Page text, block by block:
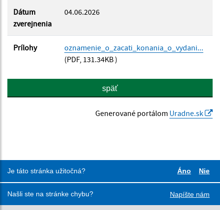
Dátum
zverejnenia
04.06.2026
Prílohy
oznamenie_o_zacati_konania_o_vydani...
(PDF, 131.34KB )
späť
Generované portálom Uradne.sk
Je táto stránka užitočná?
Áno
Nie
Našli ste na stránke chybu?
Napíšte nám